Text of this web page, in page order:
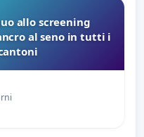
allo screening
al seno in tutti i